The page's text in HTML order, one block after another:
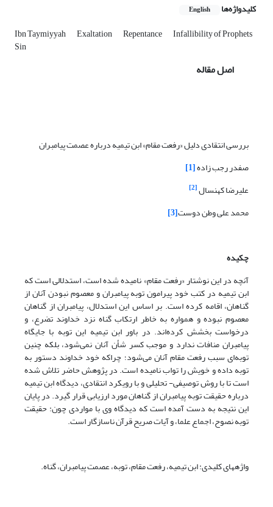
کلیدواژه‌ها English
Ibn Taymiyyah Exaltation Repentance Infallibility of Prophets
Sin
اصل مقاله
بررسی انتقادی دلیل «رفعت مقام» ابن تیمیه درباره عصمت پیامبران
صفدر رجب زاده[1]
علیرضا کهنسال[2]
محمد علی وطن دوست[3]
چکیده
آنچه در این نوشتار «رفعت مقام» نامیده شده است، استدلالی است که
ابن تیمیه در کتب خود پیرامون توبه پیامبران و معصوم نبودن آنان از
گناهان، اقامه کرده است. بر اساس این استدلال، پیامبران از گناهان
معصوم نبوده و همواره به خاطر ارتکاب گناه نزد خداوند تضرع، و
درخواست بخشش کرده‌اند. در باور ابن تیمیه این توبه با جایگاه
پیامبران منافات ندارد و موجب کسر شأن آنان نمی‌شود، بلکه چنین
توبه‌ای سبب رفعت مقام آنان می‌شود؛ چراکه خود خداوند دستور به
توبه داده و خویش را تواب نامیده است. در پژوهش حاضر تلاش شده
است تا با روش توصیفی- تحلیلی و با رویکرد انتقادی، دیدگاه ابن تیمیه
درباره حقیقت توبه پیامبران از گناهان مورد ارزیابی قرار گیرد. در پایان
این نتیجه به دست آمده است که دیدگاه وی با مواردی چون: حقیقت
توبه نصوح، اجماع علما، و آیات صریح قرآن ناسازگار است.
واژه‎های کلیدی: ابن تیمیه، رفعت مقام، توبه، عصمت پیامبران، گناه.